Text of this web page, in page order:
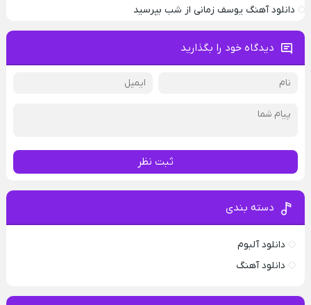
دانلود آهنگ یوسف زمانی از شب بپرسید
دیدگاه خود را بگذارید
ثبت نظر
دسته بندی
دانلود آلبوم
دانلود آهنگ